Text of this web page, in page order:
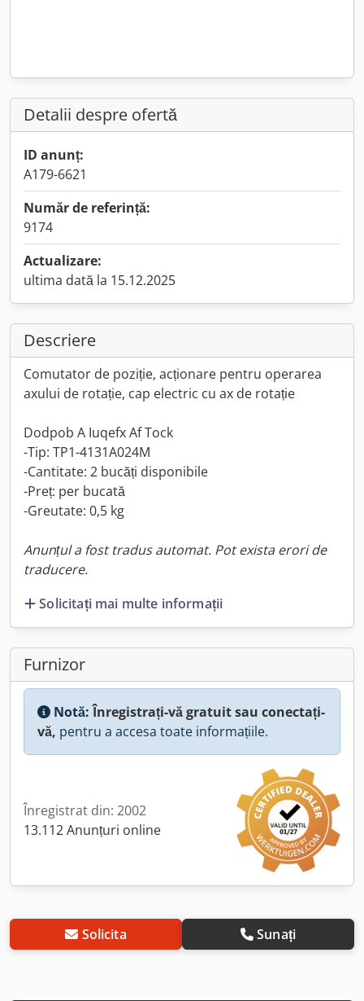
Detalii despre ofertă
ID anunț:
A179-6621
Număr de referință:
9174
Actualizare:
ultima dată la 15.12.2025
Descriere
Comutator de poziție, acționare pentru operarea
axului de rotație, cap electric cu ax de rotație
Dodpob A Iuqefx Af Tock
-Tip: TP1-4131A024M
-Cantitate: 2 bucăți disponibile
-Preț: per bucată
-Greutate: 0,5 kg
Anunțul a fost tradus automat. Pot exista erori de
traducere.
Solicitați mai multe informații
Furnizor
Notă:Înregistrați-vă gratuit sau conectați-
vă, pentru a accesa toate informațiile.
Înregistrat din: 2002
13.112 Anunțuri online
Solicita Sunați